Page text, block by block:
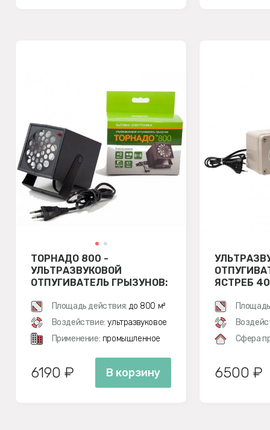
ТОРНАДО 800 -
УЛЬТРАЗВУКОВОЙ
ОТПУГИВАТЕЛЬ ГРЫЗУНОВ:
Площадь действия: до 800 м²
Воздействие: ультразвуковое
Применение: промышленное
6190 ₽ В корзину
ЯСТРЕБ
Сфера
6500 ₽